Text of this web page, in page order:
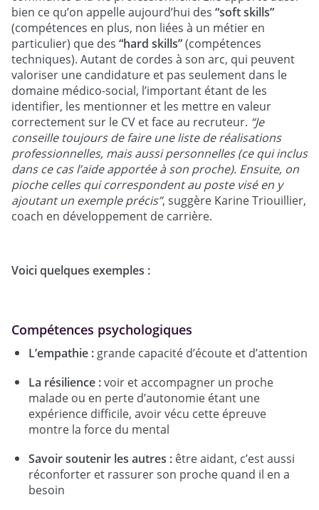
bien ce qu’on appelle aujourd’hui des “soft skills”
(compétences en plus, non liées à un métier en
particulier) que des “hard skills”(compétences
techniques). Autant de cordes à son arc, qui peuvent
valoriser une candidature et pas seulement dans le
domaine médico-social, l’important étant de les
identifier, les mentionner et les mettre en valeur
correctement sur le CV et face au recruteur. “Je
conseille toujours de faire une liste de réalisations
professionnelles, mais aussi personnelles (ce qui inclus
dans ce cas l’aide apportée à son proche). Ensuite, on
pioche celles qui correspondent au poste visé en y
ajoutant un exemple précis”, suggère Karine Triouillier,
coach en développement de carrière.
Voici quelques exemples :
Compétences psychologiques
L’empathie : grande capacité d’écoute et d’attention
La résilience :voir et accompagner un proche
malade ou en perte d’autonomie étant une
expérience difficile, avoir vécu cette épreuve
montre la force du mental
Savoir soutenir les autres : être aidant, c’est aussi
réconforter et rassurer son proche quand il en a
besoin